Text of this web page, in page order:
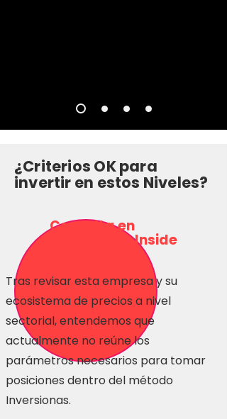
¿Criterios OK para
invertir en estos Niveles?
Consulta en
Inversionas Inside
Tras revisar esta empresa y su
ecosistema de precios a nivel
sectorial, entendemos que
actualmente no reúne los
parámetros necesarios para tomar
posiciones dentro del método
Inversionas.